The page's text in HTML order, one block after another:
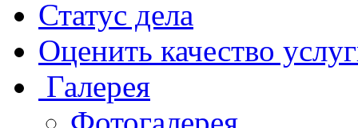
Статус дела
Оценить качество
Галерея